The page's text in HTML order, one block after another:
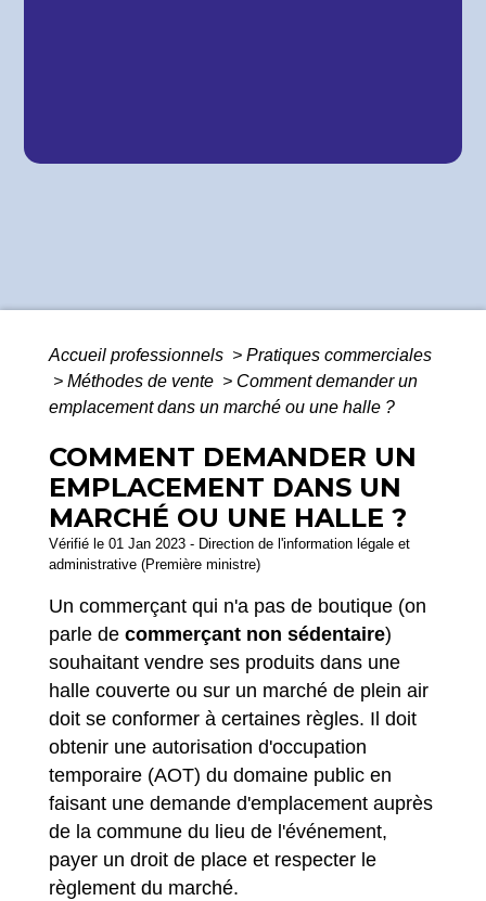
Accueil professionnels > Pratiques commerciales
> Méthodes de vente > Comment demander un
emplacement dans un marché ou une halle ?
COMMENT DEMANDER UN
EMPLACEMENT DANS UN
MARCHÉ OU UNE HALLE ?
Vérifié le 01 Jan 2023 - Direction de l'information légale et
administrative (Première ministre)
Un commerçant qui n'a pas de boutique (on
parle de commerçant non sédentaire)
souhaitant vendre ses produits dans une
halle couverte ou sur un marché de plein air
doit se conformer à certaines règles. Il doit
obtenir une autorisation d'occupation
temporaire (AOT) du domaine public en
faisant une demande d'emplacement auprès
de la commune du lieu de l'événement,
payer un droit de place et respecter le
règlement du marché.